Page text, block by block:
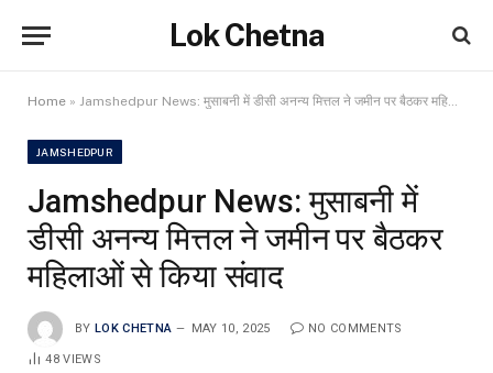
Lok Chetna
Home » Jamshedpur News: मुसाबनी में डीसी अनन्य मित्तल ने जमीन पर बैठकर महिलाओं से किया संवाद
JAMSHEDPUR
Jamshedpur News: मुसाबनी में
डीसी अनन्य मित्तल ने जमीन पर बैठकर
महिलाओं से किया संवाद
BY LOK CHETNA MAY 10, 2025 NO COMMENTS
48VIEWS